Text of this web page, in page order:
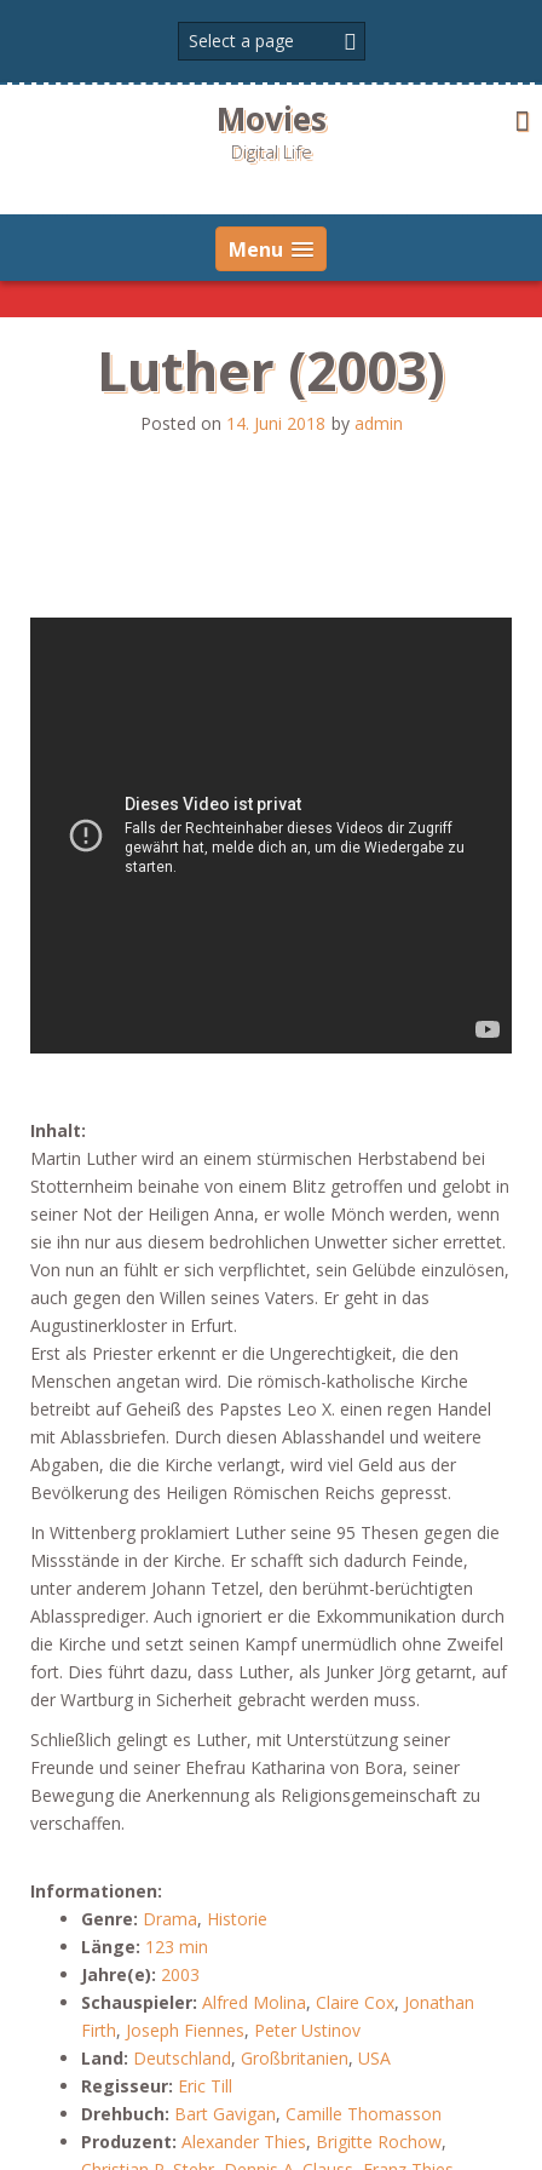
Movies
Digital Life
Menu
Luther (2003)
Posted on 14. Juni 2018 by admin
Inhalt:
Martin Luther wird an einem stürmischen Herbstabend bei
Stotternheim beinahe von einem Blitz getroffen und gelobt in
seiner Not der Heiligen Anna, er wolle Mönch werden, wenn
sie ihn nur aus diesem bedrohlichen Unwetter sicher errettet.
Von nun an fühlt er sich verpflichtet, sein Gelübde einzulösen,
auch gegen den Willen seines Vaters. Er geht in das
Augustinerkloster in Erfurt.
Erst als Priester erkennt er die Ungerechtigkeit, die den
Menschen angetan wird. Die römisch-katholische Kirche
betreibt auf Geheiß des Papstes Leo X. einen regen Handel
mit Ablassbriefen. Durch diesen Ablasshandel und weitere
Abgaben, die die Kirche verlangt, wird viel Geld aus der
Bevölkerung des Heiligen Römischen Reichs gepresst.
In Wittenberg proklamiert Luther seine 95 Thesen gegen die
Missstände in der Kirche. Er schafft sich dadurch Feinde,
unter anderem Johann Tetzel, den berühmt-berüchtigten
Ablassprediger. Auch ignoriert er die Exkommunikation durch
die Kirche und setzt seinen Kampf unermüdlich ohne Zweifel
fort. Dies führt dazu, dass Luther, als Junker Jörg getarnt, auf
der Wartburg in Sicherheit gebracht werden muss.
Schließlich gelingt es Luther, mit Unterstützung seiner
Freunde und seiner Ehefrau Katharina von Bora, seiner
Bewegung die Anerkennung als Religionsgemeinschaft zu
verschaffen.
Informationen:
Genre: Drama, Historie
Länge: 123 min
Jahre(e): 2003
Schauspieler: Alfred Molina, Claire Cox, Jonathan
Firth, Joseph Fiennes, Peter Ustinov
Land: Deutschland, Großbritanien, USA
Regisseur: Eric Till
Drehbuch: Bart Gavigan, Camille Thomasson
Produzent: Alexander Thies, Brigitte Rochow,